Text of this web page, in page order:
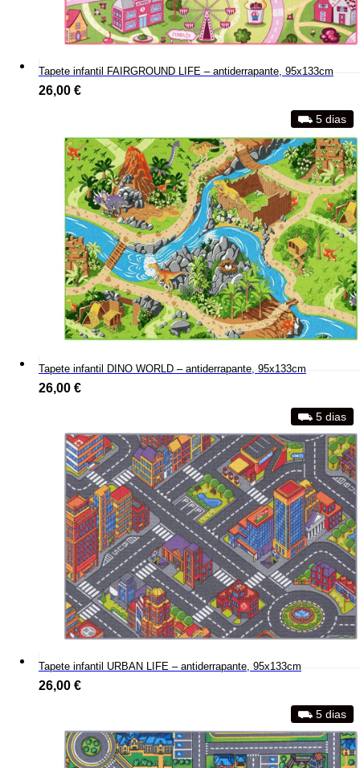
Tapete infantil FAIRGROUND LIFE – antiderrapante, 95x133cm
26,00 €
⛟ 5 dias
Tapete infantil DINO WORLD – antiderrapante, 95x133cm
26,00 €
⛟ 5 dias
Tapete infantil URBAN LIFE – antiderrapante, 95x133cm
26,00 €
⛟ 5 dias